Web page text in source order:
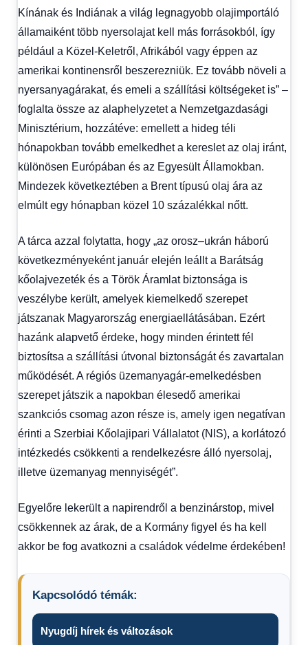
Kínának és Indiának a világ legnagyobb olajimportáló
államaiként több nyersolajat kell más forrásokból, így
például a Közel-Keletről, Afrikából vagy éppen az
amerikai kontinensről beszerezniük. Ez tovább növeli a
nyersanyagárakat, és emeli a szállítási költségeket is” –
foglalta össze az alaphelyzetet a Nemzetgazdasági
Minisztérium, hozzátéve: emellett a hideg téli
hónapokban tovább emelkedhet a kereslet az olaj iránt,
különösen Európában és az Egyesült Államokban.
Mindezek következtében a Brent típusú olaj ára az
elmúlt egy hónapban közel 10 százalékkal nőtt.
A tárca azzal folytatta, hogy „az orosz–ukrán háború
következményeként január elején leállt a Barátság
kőolajvezeték és a Török Áramlat biztonsága is
veszélybe került, amelyek kiemelkedő szerepet
játszanak Magyarország energiaellátásában. Ezért
hazánk alapvető érdeke, hogy minden érintett fél
biztosítsa a szállítási útvonal biztonságát és zavartalan
működését. A régiós üzemanyagár-emelkedésben
szerepet játszik a napokban élesedő amerikai
szankciós csomag azon része is, amely igen negatívan
érinti a Szerbiai Kőolajipari Vállalatot (NIS), a korlátozó
intézkedés csökkenti a rendelkezésre álló nyersolaj,
illetve üzemanyag mennyiségét”.
Egyelőre lekerült a napirendről a benzinárstop, mivel
csökkennek az árak, de a Kormány figyel és ha kell
akkor be fog avatkozni a családok védelme érdekében!
Kapcsolódó témák:
Nyugdíj hírek és változások